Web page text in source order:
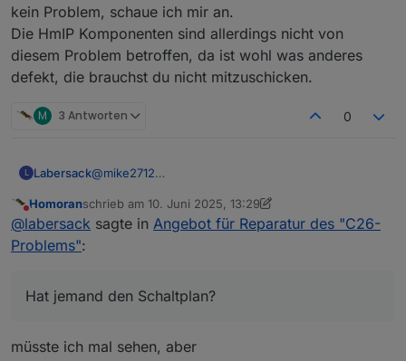
kein Problem, schaue ich mir an.
Die HmIP Komponenten sind allerdings nicht von
diesem Problem betroffen, da ist wohl was anderes
defekt, die brauchst du nicht mitzuschicken.
M 3 Antworten 0
L Labersack@mike2712
zumindest mal so aus, als ob er eine ähnliche
Baureihe wie die betroffenen Schalter sind, kann
Die HmIP Komponenten sind allerdings nicht von
Nicht stören
Homoranschrieb am 10. Juni 2025, 13:29
zuletzt editiert von Homoran6. Okt. 2025, 15:38
@labersack sagte in Angebot für Reparatur des "C26-
Problems":
Hat jemand den Schaltplan?
müsste ich mal sehen, aber